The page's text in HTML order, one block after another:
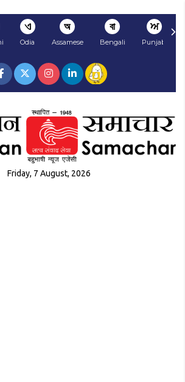
ଏ
Odia
অ
Assamese
বা
Bengali
ਅ
Punjabi
Friday, 7 August, 2026